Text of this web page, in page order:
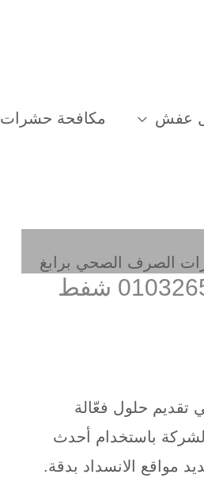
عفش مكافحة حشرات
شركة تسليك مجاري برابغ للايجار 01032650790 شفط
حلول فعّالة
باستخدام أحدث
مواقع الانسداد بدقة.